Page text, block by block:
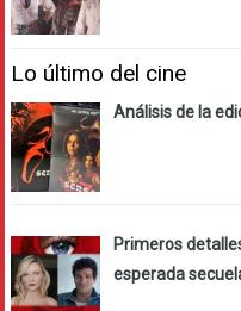
Lo último del cine
Análisis de la
Primeros
esperada